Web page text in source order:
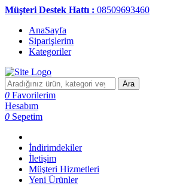
Müşteri Destek Hattı : 08509693460
AnaSayfa
Siparişlerim
Kategoriler
Ara
0 Favorilerim
Hesabım
0 Sepetim
İndirimdekiler
İletişim
Müşteri Hizmetleri
Yeni Ürünler